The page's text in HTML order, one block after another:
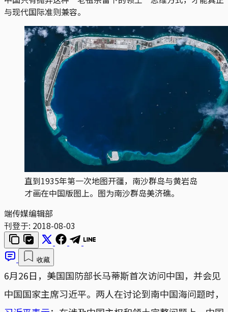
与现代国际准则兼容。
直到1935年第一次地图开疆，南沙群岛与黄岩岛
才画在中国版图上。图为南沙群岛美济礁。
端传媒编辑部
刊登于: 2018-08-03
收藏
6月26日，美国国防部长马蒂斯首次访问中国，并会见
中国国家主席习近平。两人在讨论到南中国海问题时，